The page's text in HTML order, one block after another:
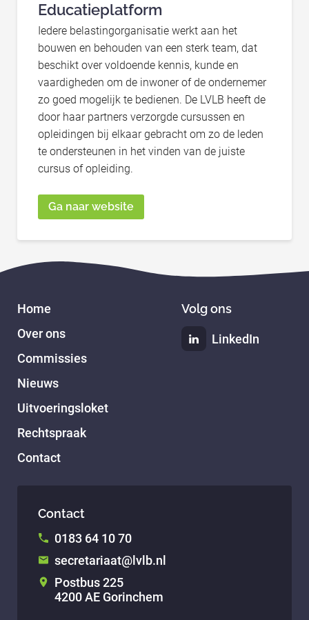
Educatieplatform
Iedere belastingorganisatie werkt aan het
bouwen en behouden van een sterk team, dat
beschikt over voldoende kennis, kunde en
vaardigheden om de inwoner of de ondernemer
zo goed mogelijk te bedienen. De LVLB heeft de
door haar partners verzorgde cursussen en
opleidingen bij elkaar gebracht om zo de leden
te ondersteunen in het vinden van de juiste
cursus of opleiding.
Ga naar website
Home
Over ons
Commissies
Nieuws
Uitvoeringsloket
Rechtspraak
Contact
Volg ons
LinkedIn
Contact
0183 64 10 70
secretariaat@lvlb.nl
Postbus 225
4200 AE Gorinchem